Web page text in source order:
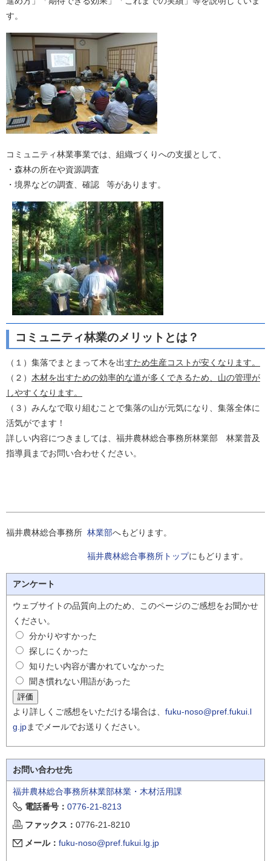
す。
コミュニティ林業事業では、組織づくりへの支援として、
・森林の所在や資源調査
・境界などの調査、確認 等があります。
コミュニティ林業のメリットとは？
（１）集落でまとまって木を出すため生産コストが安くなります。
（２） 木材を出すための効率的な道が多くできるため、山の管理が
しやすくなります。
（３）みんなで取り組むことで集落の山が元気になり、集落全体に
活気がでます！
詳しい内容につきましては、福井農林総合事務所林業部 林業普及
指導員までお問い合わせください。
福井農林総合事務所 林業部へもどります。
福井農林総合事務所トップにもどります。
アンケート
ウェブサイトの品質向上のため、このページのご感想をお聞かせ
ください。
分かりやすかった
探しにくかった
知りたい内容が書かれていなかった
聞き慣れない用語があった
より詳しくご感想をいただける場合は、 fuku-noso@pref.fukui.l
g.jpまでメールでお送りください。
お問い合わせ先
福井農林総合事務所林業部林業・木材活用課
電話番号： 0776-21-8213
ファックス： 0776-21-8210
メール： fuku-noso@pref.fukui.lg.jp